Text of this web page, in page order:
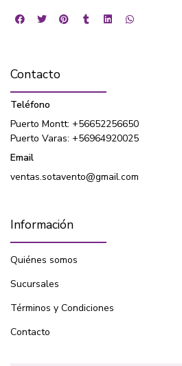
Contacto
Teléfono
Puerto Montt: +56652256650
Puerto Varas: +56964920025
Email
ventas.sotavento@gmail.com
Información
Quiénes somos
Sucursales
Términos y Condiciones
Contacto